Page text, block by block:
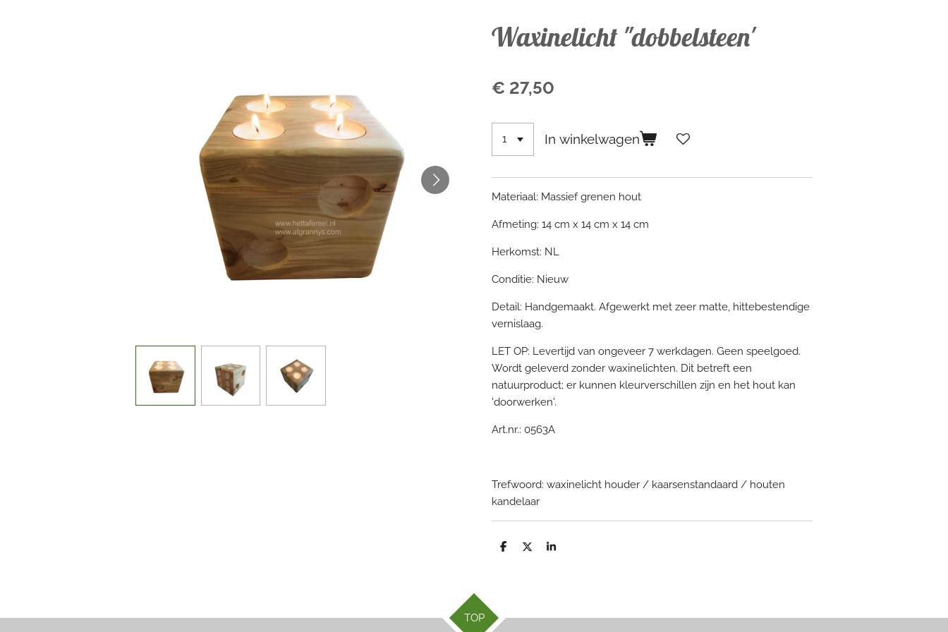
Waxinelicht "dobbelsteen'
€ 27,50
In winkelwagen
Materiaal: Massief grenen hout
Afmeting: 14 cm x 14 cm x 14 cm
Herkomst: NL
Conditie: Nieuw
Detail: Handgemaakt. Afgewerkt met zeer matte, hittebestendige
vernislaag.
LET OP: Levertijd van ongeveer 7 werkdagen. Geen speelgoed.
Wordt geleverd zonder waxinelichten. Dit betreft een
natuurproduct; er kunnen kleurverschillen zijn en het hout kan
'doorwerken'.
Art.nr.: 0563A
Trefwoord: waxinelicht houder / kaarsenstandaard / houten
kandelaar
D
D
S
TOP